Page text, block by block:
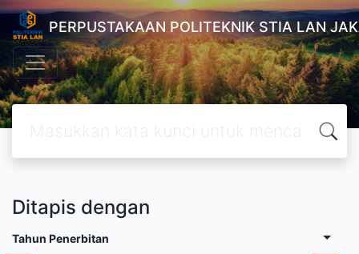
PERPUSTAKAAN POLITEKNIK STIA LAN
Ditapis dengan
Tahun Penerbitan